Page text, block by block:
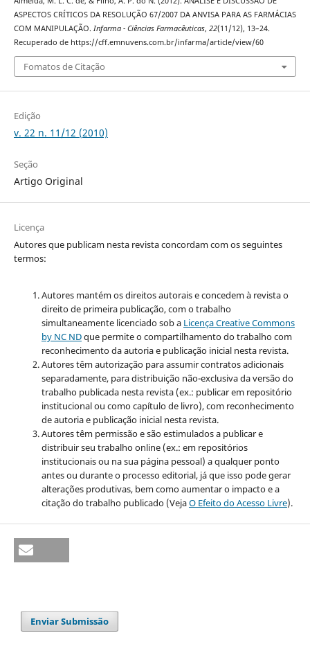
ASPECTOS CRÍTICOS DA RESOLUÇÃO 67/2007 DA ANVISA PARA AS FARMÁCIAS
COM MANIPULAÇÃO. Infarma - Ciências Farmacêuticas, 22(11/12), 13–24.
Recuperado de https://cff.emnuvens.com.br/infarma/article/view/60
Fomatos de Citação
Edição
v. 22 n. 11/12 (2010)
Seção
Artigo Original
Licença
Autores que publicam nesta revista concordam com os seguintes
termos:
Autores mantém os direitos autorais e concedem à revista o
direito de primeira publicação, com o trabalho
simultaneamente licenciado sob a Licença Creative Commons
by NC NDque permite o compartilhamento do trabalho com
reconhecimento da autoria e publicação inicial nesta revista.
Autores têm autorização para assumir contratos adicionais
separadamente, para distribuição não-exclusiva da versão do
trabalho publicada nesta revista (ex.: publicar em repositório
institucional ou como capítulo de livro), com reconhecimento
de autoria e publicação inicial nesta revista.
Autores têm permissão e são estimulados a publicar e
distribuir seu trabalho online (ex.: em repositórios
institucionais ou na sua página pessoal) a qualquer ponto
antes ou durante o processo editorial, já que isso pode gerar
alterações produtivas, bem como aumentar o impacto e a
citação do trabalho publicado (VejaO Efeito do Acesso Livre).
Enviar Submissão